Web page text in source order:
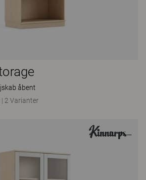
åbent
| 2 Varianter